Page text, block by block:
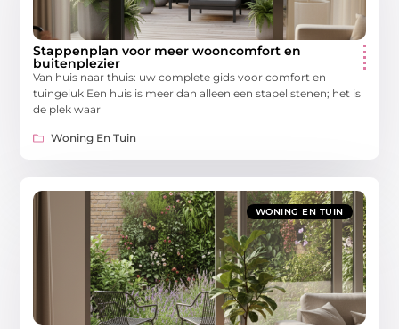
Stappenplan voor meer wooncomfort en
buitenplezier
Van huis naar thuis: uw complete gids voor comfort en
tuingeluk Een huis is meer dan alleen een stapel stenen; het is
de plek waar
Woning En Tuin
WONING EN TUIN